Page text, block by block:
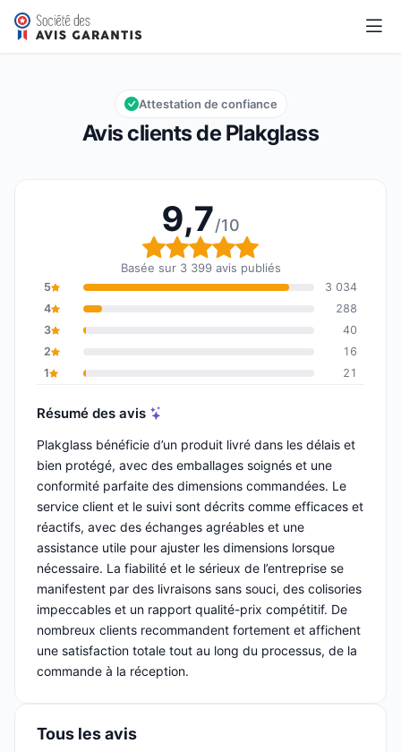
Plakglass
Note globale : 9,7 sur 10
9,7/10
Avis clients de Plakglass
Attestation de confiance
9,7/10
Note globale : 9,7 sur
Basée sur 3 399 avis publiés
5
3 034
4
288
3
40
2
16
1
21
Résumé des avis
Plakglass bénéficie d’un produit livré dans les délais et
bien protégé, avec des emballages soignés et une
conformité parfaite des dimensions commandées. Le
service client et le suivi sont décrits comme efficaces et
réactifs, avec des échanges agréables et une
assistance utile pour ajuster les dimensions lorsque
nécessaire. La fiabilité et le sérieux de l’entreprise se
manifestent par des livraisons sans souci, des colisories
impeccables et un rapport qualité-prix compétitif. De
nombreux clients recommandent fortement et affichent
une satisfaction totale tout au long du processus, de la
commande à la réception.
Tous les avis